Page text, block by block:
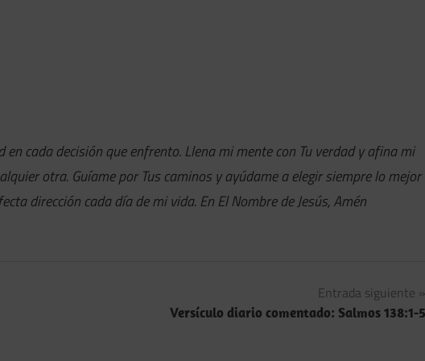
en cada decisión que enfrento. Llena mi mente con Tu verdad y afina mi
otra. Guíame por Tus caminos y ayúdame a elegir siempre lo mejor
dirección cada día de mi vida. En El Nombre de Jesús, Amén
Entrada siguiente
Versículo diario comentado: Salmos 138:1-5